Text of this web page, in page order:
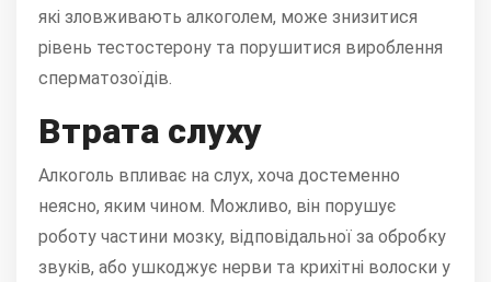
які зловживають алкоголем, може знизитися
рівень тестостерону та порушитися вироблення
сперматозоїдів.
Втрата слуху
Алкоголь впливає на слух, хоча достеменно
неясно, яким чином. Можливо, він порушує
роботу частини мозку, відповідальної за обробку
звуків, або ушкоджує нерви та крихітні волоски у